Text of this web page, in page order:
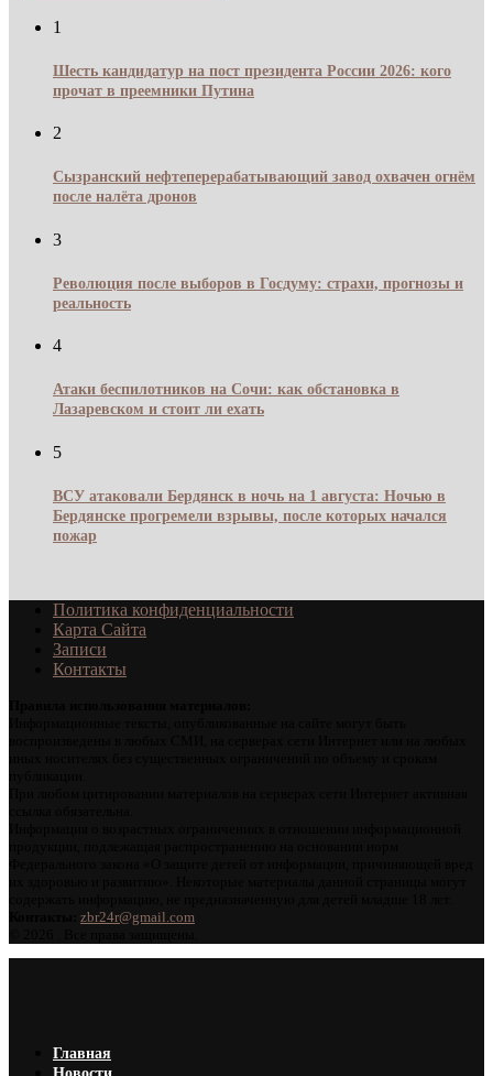
1
Шесть кандидатур на пост президента России 2026: кого
прочат в преемники Путина
2
Сызранский нефтеперерабатывающий завод охвачен огнём
после налёта дронов
3
Революция после выборов в Госдуму: страхи, прогнозы и
реальность
4
Атаки беспилотников на Сочи: как обстановка в
Лазаревском и стоит ли ехать
5
ВСУ атаковали Бердянск в ночь на 1 августа: Ночью в
Бердянске прогремели взрывы, после которых начался
пожар
Политика конфиденциальности
Карта Сайта
Записи
Контакты
zbr24r@gmail.com
Главная